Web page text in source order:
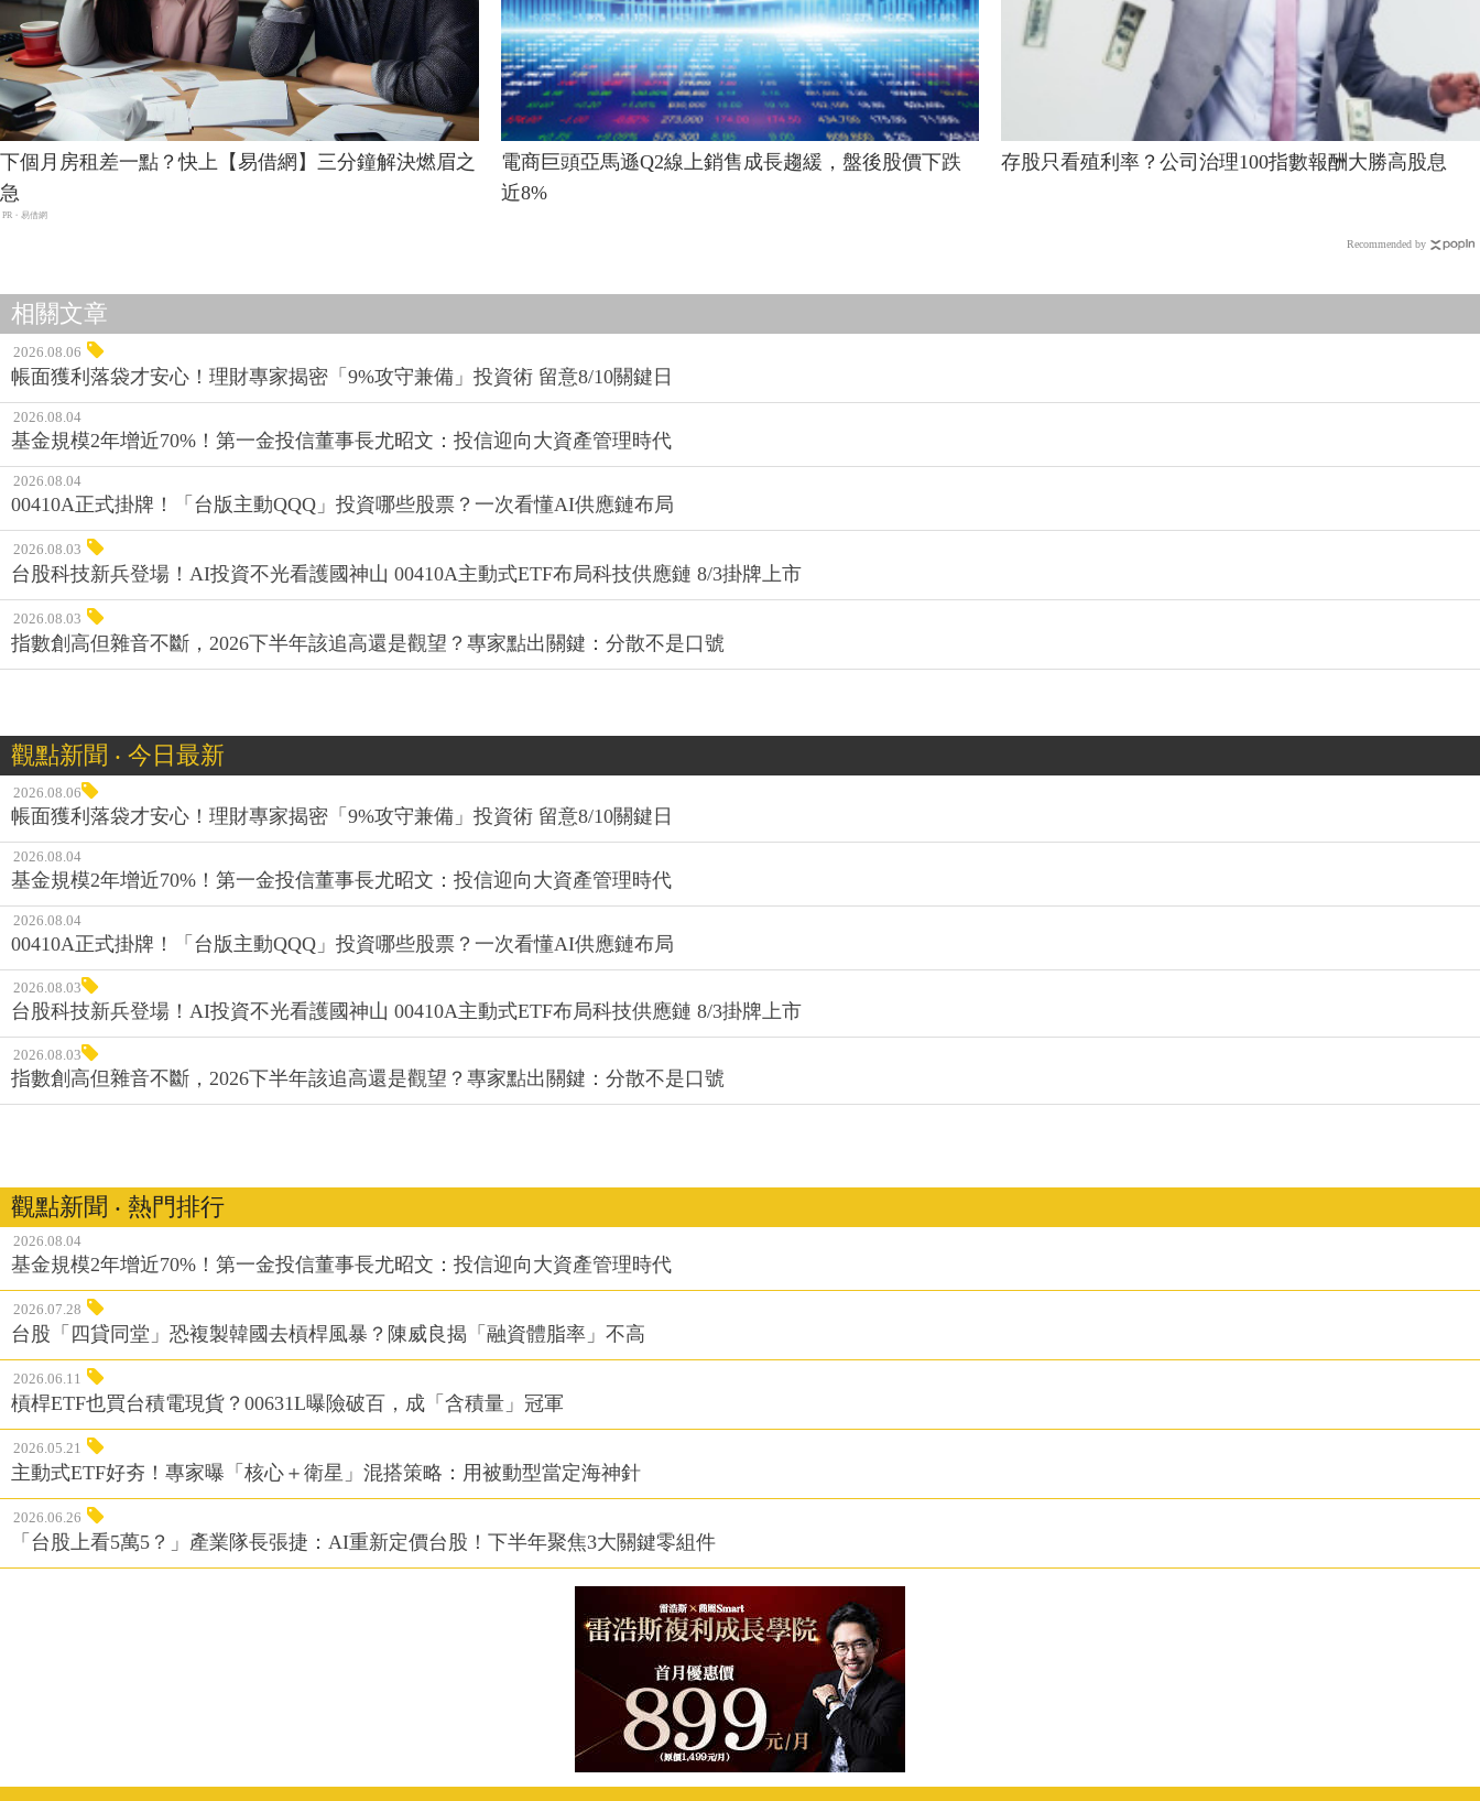
下個月房租差一點？快上【易借網】三分鐘解決燃眉之
急
PR・易借網
電商巨頭亞馬遜Q2線上銷售成長趨緩，盤後股價下跌
近8%
存股只看殖利率？公司治理100指數報酬大勝高股息
Recommended by
相關文章
2026.08.06
帳面獲利落袋才安心！理財專家揭密「9%攻守兼備」投資術 留意8/10關鍵日
2026.08.04
基金規模2年增近70%！第一金投信董事長尤昭文：投信迎向大資產管理時代
2026.08.04
00410A正式掛牌！「台版主動QQQ」投資哪些股票？一次看懂AI供應鏈布局
2026.08.03
台股科技新兵登場！AI投資不光看護國神山 00410A主動式ETF布局科技供應鏈 8/3掛牌上市
2026.08.03
指數創高但雜音不斷，2026下半年該追高還是觀望？專家點出關鍵：分散不是口號
觀點新聞 ‧ 今日最新
2026.08.06
帳面獲利落袋才安心！理財專家揭密「9%攻守兼備」投資術 留意8/10關鍵日
2026.08.04
基金規模2年增近70%！第一金投信董事長尤昭文：投信迎向大資產管理時代
2026.08.04
00410A正式掛牌！「台版主動QQQ」投資哪些股票？一次看懂AI供應鏈布局
2026.08.03
台股科技新兵登場！AI投資不光看護國神山 00410A主動式ETF布局科技供應鏈 8/3掛牌上市
2026.08.03
指數創高但雜音不斷，2026下半年該追高還是觀望？專家點出關鍵：分散不是口號
觀點新聞 ‧ 熱門排行
2026.08.04
基金規模2年增近70%！第一金投信董事長尤昭文：投信迎向大資產管理時代
2026.07.28
台股「四貸同堂」恐複製韓國去槓桿風暴？陳威良揭「融資體脂率」不高
2026.06.11
槓桿ETF也買台積電現貨？00631L曝險破百，成「含積量」冠軍
2026.05.21
主動式ETF好夯！專家曝「核心＋衛星」混搭策略：用被動型當定海神針
2026.06.26
「台股上看5萬5？」產業隊長張捷：AI重新定價台股！下半年聚焦3大關鍵零組件